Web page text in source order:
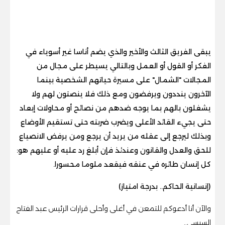
يبقى الفريق الثالث والأخير والذي يضم أناسا غير أسوياء في
الفكر أو القول أو العمل وبالتالي يسيطر على مجال من
المجالات "الشمال" على مسيرة حياتهم الشخصية بينما
الآخرون ينددون ويرفضون ومع ذلك فلا ينصتون لهم ولا
يشغلون بالهم بما يوجه ضدهم من نصائح أو محاولات إبعاد
حتى يجيء القائد الأعلى ويضرب ضربته حتى تستقيم الأوضاع
وبذلك ليرجع إلى عقله من يريد أن يرجع ومن يرفض الانصياع
للحق والعدل والقانون وعندئذ فإن أبلغ رد عليه أو عليهم هو:
كل إنسان طائره في عنقه فيقعد ملوما محسورا.
(إنسانية الحاكم.. بدرجة امتياز)
والآن أنا أدعوكم للتمعن في أغلى وأحلى قرارات الرئيس عبد الفتاح
السيسي..